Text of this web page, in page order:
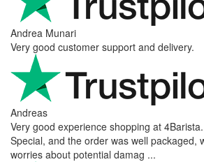
Andrea Munari
Very good customer support and delivery.
Andreas
Very good experience shopping at
Special, and the order was well packaged,
worries about potential damag ...